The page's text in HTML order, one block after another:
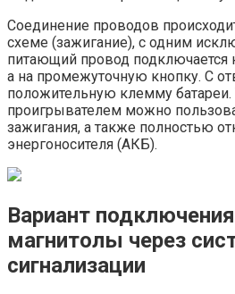
Соединение проводов
схеме (зажигание), с одним
питающий провод подключается
а на промежуточную кнопку. С
положительную клемму
проигрывателем можно
зажигания, а также полностью
энергоносителя (АКБ).
Вариант
магнитолы через
сигнализации